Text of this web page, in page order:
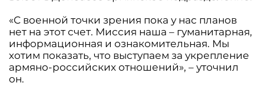
«С военной точки зрения пока у нас планов
нет на этот счет. Миссия наша – гуманитарная,
информационная и ознакомительная. Мы
хотим показать, что выступаем за укрепление
армяно-российских отношений», – уточнил
он.